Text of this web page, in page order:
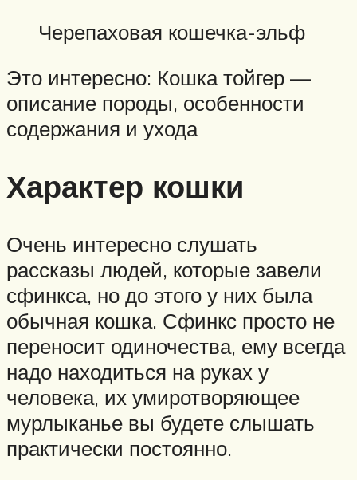
Черепаховая кошечка-эльф
Это интересно: Кошка тойгер —
описание породы, особенности
содержания и ухода
Характер кошки
Очень интересно слушать
рассказы людей, которые завели
сфинкса, но до этого у них была
обычная кошка. Сфинкс просто не
переносит одиночества, ему всегда
надо находиться на руках у
человека, их умиротворяющее
мурлыканье вы будете слышать
практически постоянно.